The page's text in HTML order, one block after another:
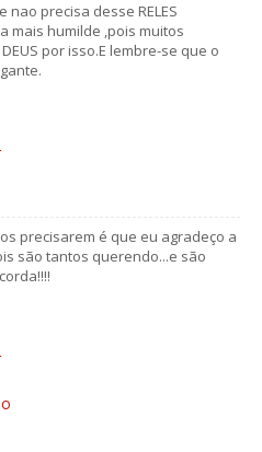
precisa desse RELES
mais humilde ,pois muitos
por isso.E lembre-se que o
precisarem é que eu agradeço a
são tantos querendo...e são